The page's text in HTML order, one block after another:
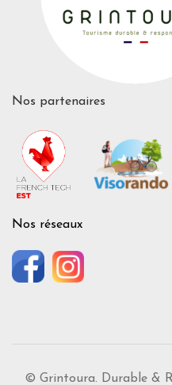
Nos partenaires
Nos réseaux
© Grintoura. Durable &